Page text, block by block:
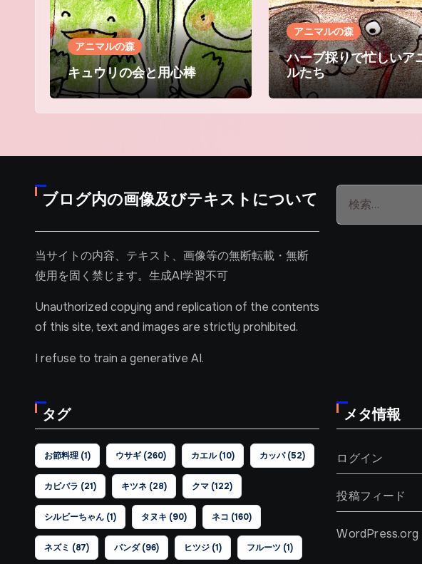
アニマルの森
キュウリの会と用心棒
アニマルの森
ハーブ採りで忙しいア
ルたち
ブログ内の画像及びテキストについて
当サイトの内容、テキスト、画像等の無断転載・無断
使用を固く禁じます。生成AI学習不可
Unauthorized copying and replication of the contents
of this site, text and images are strictly prohibited.
I refuse to train a generative AI.
検
タグ
お節料理 (1) ウサギ(260) カエル(10) カッパ(52)
カピバラ (21) キツネ (28) クマ (122)
シルビーちゃん (1) タヌキ (90) ネコ (160)
ネズミ (87) パンダ(96) ヒツジ (1) フルーツ (1)
メタ情報
ログイン
投稿フィード
WordPress.org